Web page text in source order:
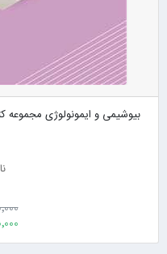
بیوشیمی و ایمونولوژی